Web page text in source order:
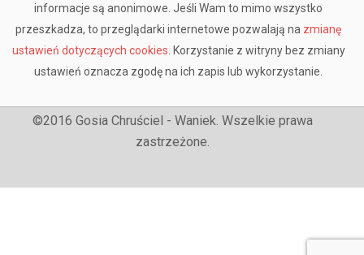
informacje są anonimowe. Jeśli Wam to mimo wszystko
przeszkadza, to przeglądarki internetowe pozwalają na zmianę
ustawień dotyczących cookies . Korzystanie z witryny bez zmiany
ustawień oznacza zgodę na ich zapis lub wykorzystanie.
©2016 Gosia Chruściel - Waniek. Wszelkie prawa
zastrzeżone.